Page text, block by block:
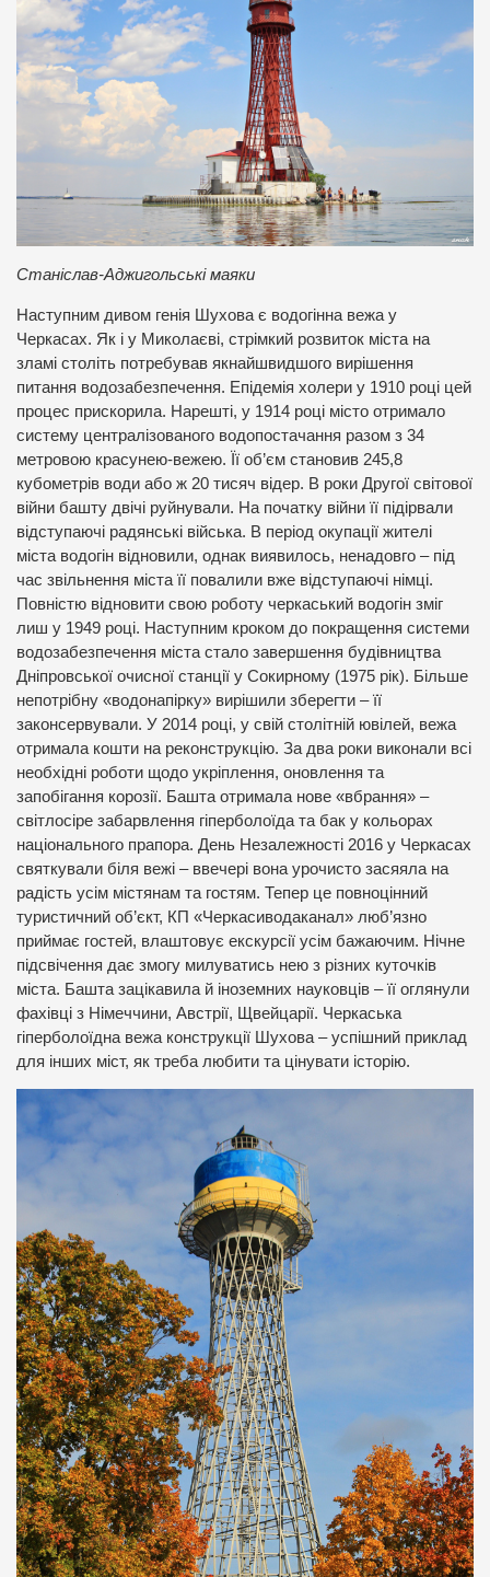
Станіслав-Аджигольські маяки
Наступним дивом генія Шухова є водогінна вежа у
Черкасах. Як і у Миколаєві, стрімкий розвиток міста на
зламі століть потребував якнайшвидшого вирішення
питання водозабезпечення. Епідемія холери у 1910 році цей
процес прискорила. Нарешті, у 1914 році місто отримало
систему централізованого водопостачання разом з 34
метровою красунею-вежею. Її об’єм становив 245,8
кубометрів води або ж 20 тисяч відер. В роки Другої світової
війни башту двічі руйнували. На початку війни її підірвали
відступаючі радянські війська. В період окупації жителі
міста водогін відновили, однак виявилось, ненадовго – під
час звільнення міста її повалили вже відступаючі німці.
Повністю відновити свою роботу черкаський водогін зміг
лиш у 1949 році. Наступним кроком до покращення системи
водозабезпечення міста стало завершення будівництва
Дніпровської очисної станції у Сокирному (1975 рік). Більше
непотрібну «водонапірку» вирішили зберегти – її
законсервували. У 2014 році, у свій столітній ювілей, вежа
отримала кошти на реконструкцію. За два роки виконали всі
необхідні роботи щодо укріплення, оновлення та
запобігання корозії. Башта отримала нове «вбрання» –
світлосіре забарвлення гіперболоїда та бак у кольорах
національного прапора. День Незалежності 2016 у Черкасах
святкували біля вежі – ввечері вона урочисто засяяла на
радість усім містянам та гостям. Тепер це повноцінний
туристичний об’єкт, КП «Черкасиводаканал» люб’язно
приймає гостей, влаштовує екскурсії усім бажаючим. Нічне
підсвічення дає змогу милуватись нею з різних куточків
міста. Башта зацікавила й іноземних науковців – її оглянули
фахівці з Німеччини, Австрії, Щвейцарії. Черкаська
гіперболоїдна вежа конструкції Шухова – успішний приклад
для інших міст, як треба любити та цінувати історію.